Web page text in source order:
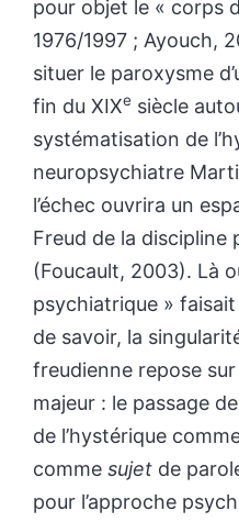
pour objet le « corps
1976/1997 ; Ayouch,
situer le paroxysme
fin du XIXe siècle
systématisation de
neuropsychiatre
l’échec ouvrira un
Freud de la discipline
(Foucault, 2003). Là
psychiatrique »
de savoir, la
freudienne repose
majeur : le passage
de l’hystérique
comme sujet de
pour l’approche